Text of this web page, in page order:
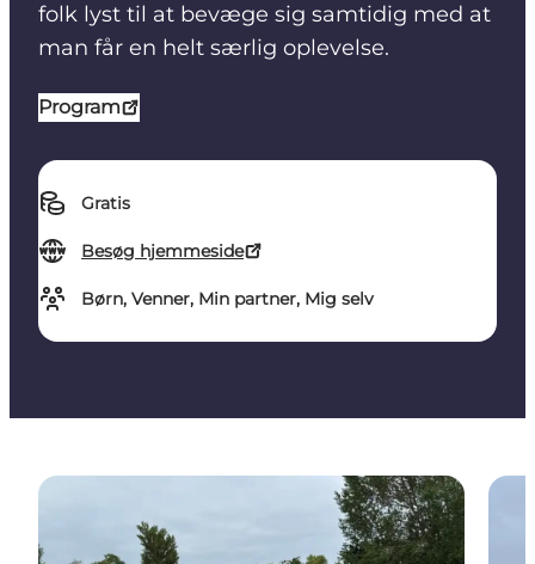
folk lyst til at bevæge sig samtidig med at
man får en helt særlig oplevelse.
Program
Gratis
Besøg hjemmeside
Børn, Venner, Min partner, Mig selv